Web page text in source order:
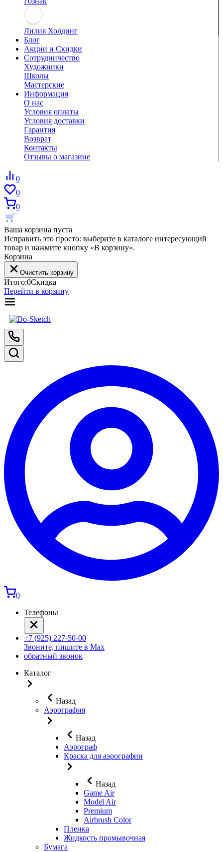
Лилия Холдинг
Блог
Акции и Скидки
Сотрудничество
Художники
Школы
Мастерские
Информация
О нас
Условия оплаты
Условия доставки
Гарантия
Возврат
Контакты
Отзывы о магазине
0
0
0
Ваша корзина пуста
Исправить это просто: выберите в каталоге интересующий
товар и нажмите кнопку «В корзину».
Корзина
Очистить корзину
Итого:0Скидка
Перейти в корзину
0
Телефоны
+7 (925) 227-50-00
Звоните, пишите в Max
обратный звонок
Каталог
Назад
Аэрография
Назад
Аэрограф
Краска для аэрографии
Назад
Game Air
Model Air
Premium
Airbrush Color
Пленка
Жидкость промывочная
Бумага